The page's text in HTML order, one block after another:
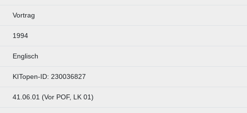
Vortrag
1994
Englisch
KITopen-ID: 230036827
41.06.01 (Vor POF, LK 01)